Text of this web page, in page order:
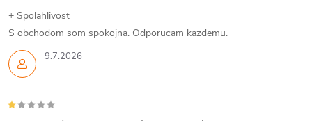
9.7.2026
+ Spolahlivost
S obchodom som spokojna. Odporucam kazdemu.